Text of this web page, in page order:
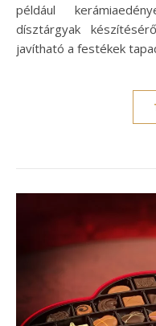
például
dísztárgyak
javítható a festékek